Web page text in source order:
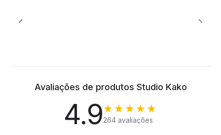
Avaliações de produtos Studio Kako
4.9★★★★★
264 avaliações